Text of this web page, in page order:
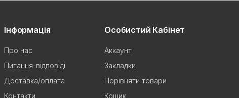
Інформація
Про нас
Питання-відповіді
Доставка/оплата
Контакти
Особистий Кабінет
Аккаунт
Закладки
Порівняти товари
Кошик